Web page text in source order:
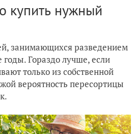
купить нужный
занимающихся разведением
годы. Гораздо лучше, если
только из собственной
вероятность пересортицы